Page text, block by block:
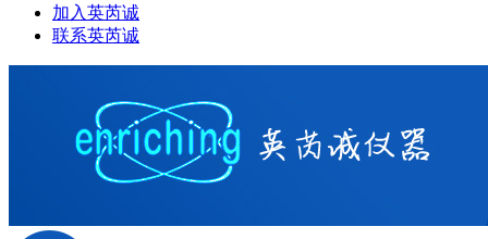
加入英芮诚
联系英芮诚